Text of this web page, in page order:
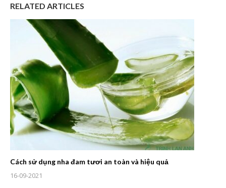
RELATED ARTICLES
Cách sử dụng nha đam tươi an toàn và hiệu quả
16-09-2021